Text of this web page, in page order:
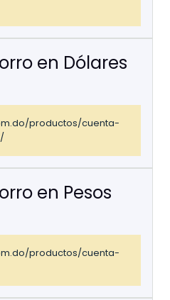
en Dólares
productos/cuenta-
en Pesos
productos/cuenta-